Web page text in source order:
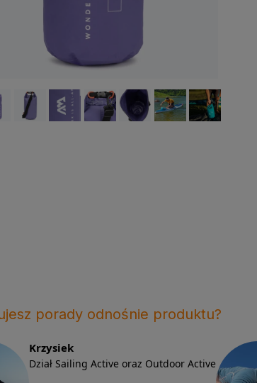
porady odnośnie produktu?
Krzysiek
Dział Sailing Active oraz Outdoor Active